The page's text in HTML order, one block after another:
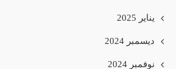
يناير 2025
ديسمبر 2024
نوفمبر 2024